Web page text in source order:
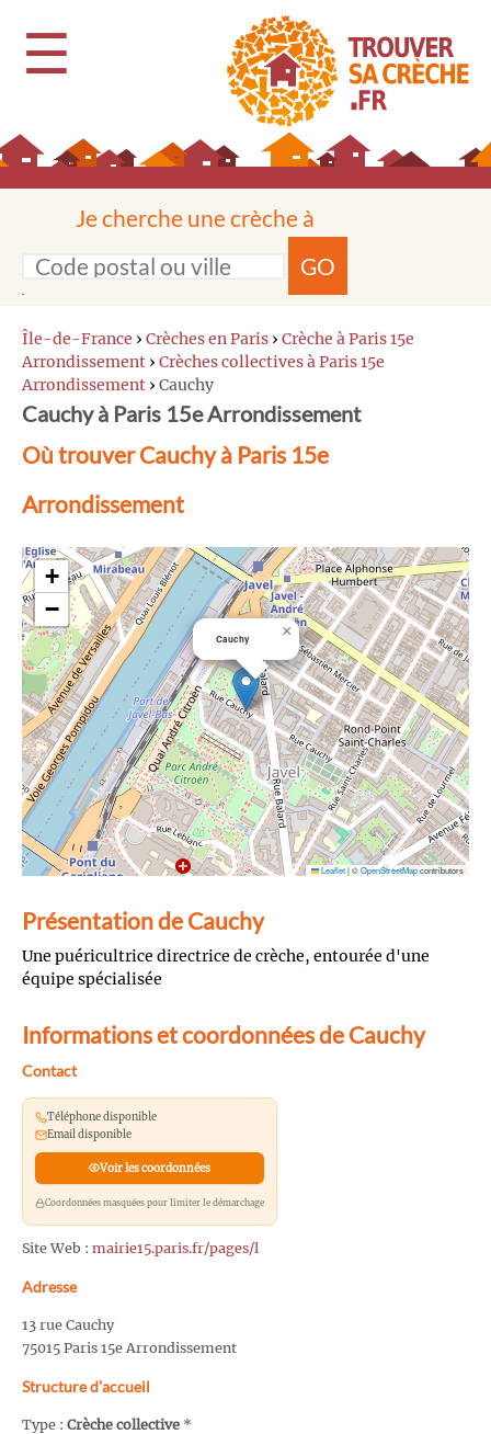
☰
Je cherche une crèche à
GO
Île-de-France › Crèches en Paris › Crèche à Paris 15e
Arrondissement › Crèches collectives à Paris 15e
Arrondissement › Cauchy
Cauchy à Paris 15e Arrondissement
Où trouver Cauchy à Paris 15e
Arrondissement
Cauchy ×
+
−
Leaflet|©OpenStreetMapcontributors
Présentation de Cauchy
Une puéricultrice directrice de crèche, entourée d'une
équipe spécialisée
Informations et coordonnées de Cauchy
Contact
Téléphone disponible
Email disponible
Voir les coordonnées
Coordonnées masquées pour limiter le démarchage
Site Web : mairie15.paris.fr/pages/l
Adresse
13 rue Cauchy
75015 Paris 15e Arrondissement
Structure d’accueil
Type : Crèche collective *